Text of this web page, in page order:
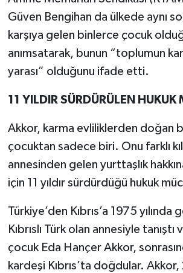
Güven Bengihan da ülkede aynı
karşıya gelen binlerce çocuk
anımsatarak, bunun “toplumun
yarası” olduğunu ifade etti.
11 YILDIR SÜRDÜRÜLEN HUKUK
Akkor, karma evliliklerden doğan
çocuktan sadece biri. Onu farklı
annesinden gelen yurttaşlık
için 11 yıldır sürdürdüğü hukuk
Türkiye’den Kıbrıs’a 1975 yılında
Kıbrıslı Türk olan annesiyle
çocuk Eda Hançer Akkor,
kardeşi Kıbrıs’ta doğdular. Akkor,